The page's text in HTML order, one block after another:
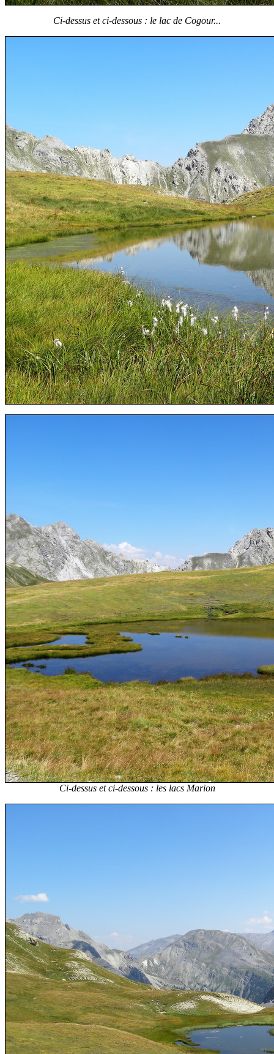
Ci-dessus et ci-dessous : le lac de Cogour...
Ci-dessus et ci-dessous : les lacs Marion